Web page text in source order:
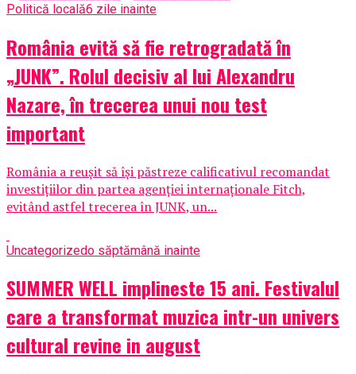
Politică locală6 zile inainte
România evită să fie retrogradată în
„JUNK”. Rolul decisiv al lui Alexandru
Nazare, în trecerea unui nou test
important
România a reușit să își păstreze calificativul recomandat
investițiilor din partea agenției internaționale Fitch,
evitând astfel trecerea în JUNK, un...
Uncategorizedo săptămână inainte
SUMMER WELL implineste 15 ani. Festivalul
care a transformat muzica intr-un univers
cultural revine in august